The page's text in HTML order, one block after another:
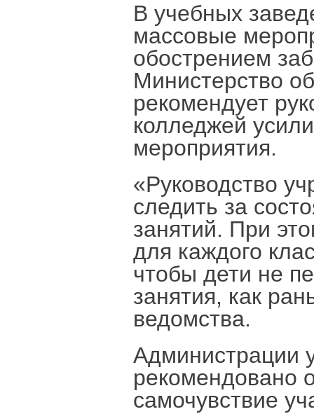
В учебных
массовые
обострением
Министерство
рекомендует
колледжей
мероприятия.
«Руководство
следить за
занятий. При
для каждого
чтобы дети не
занятия, как
ведомства.
Администрации
рекомендовано
самочувствие